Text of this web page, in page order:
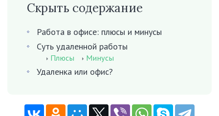
Скрыть содержание
Работа в офисе: плюсы и минусы
Суть удаленной работы
Плюсы Минусы
Удаленка или офис?